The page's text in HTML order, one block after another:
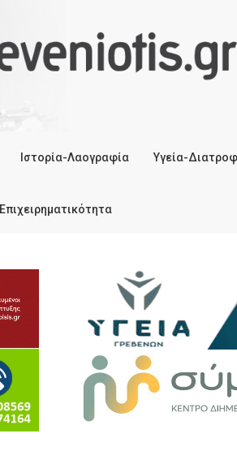
Ιστορία-Λαογραφία Υγεία-
Επιχειρηματικότητα